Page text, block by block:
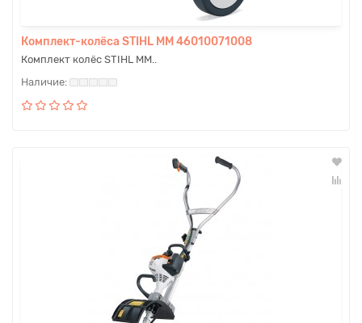
Комплект-колёса STIHL MM 46010071008
Комплект колёс STIHL MM..